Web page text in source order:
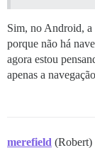
Sim, no Android, a
porque não há
agora estou
apenas a
merefield (Robert)